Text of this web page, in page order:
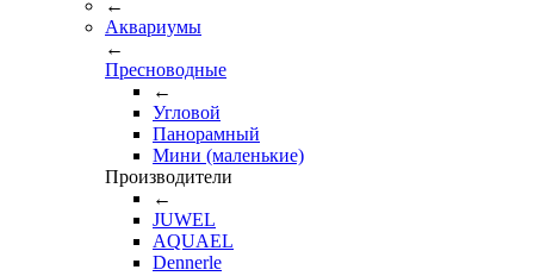
←
Аквариумы
←
Пресноводные
←
Угловой
Панорамный
Мини (маленькие)
Производители
←
JUWEL
AQUAEL
Dennerle